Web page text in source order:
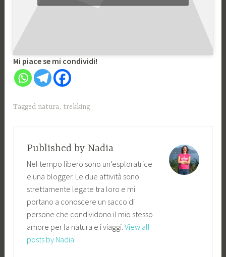
Mi piace se mi condividi!
Tagged natura, trekking
Published by Nadia
Nel tempo libero sono un’esploratrice
e una blogger. Le due attività sono
strettamente legate tra loro e mi
portano a conoscere un sacco di
persone che condividono il mio stesso
amore per la natura e i viaggi. View all
posts by Nadia